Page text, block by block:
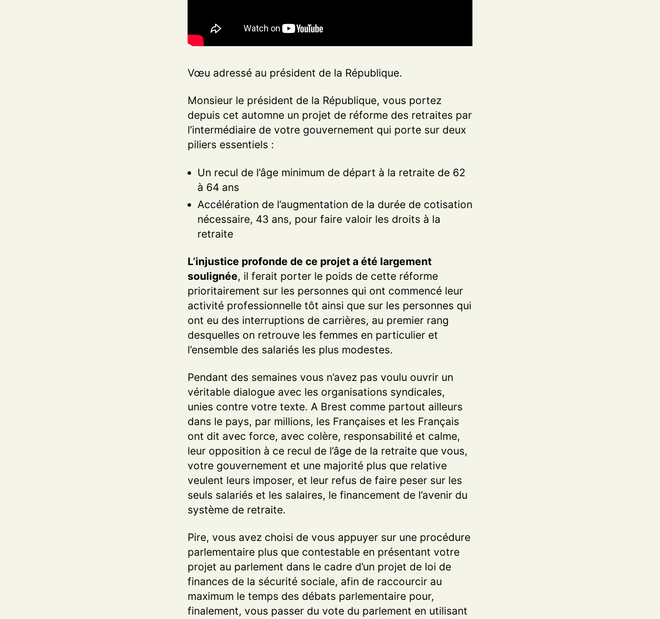
Vœu adressé au président de la République.
Monsieur le président de la République, vous portez
depuis cet automne un projet de réforme des retraites par
l’intermédiaire de votre gouvernement qui porte sur deux
piliers essentiels :
Un recul de l’âge minimum de départ à la retraite de 62
à 64 ans
Accélération de l’augmentation de la durée de cotisation
nécessaire, 43 ans, pour faire valoir les droits à la
retraite
L’injustice profonde de ce projet a été largement
soulignée, il ferait porter le poids de cette réforme
prioritairement sur les personnes qui ont commencé leur
activité professionnelle tôt ainsi que sur les personnes qui
ont eu des interruptions de carrières, au premier rang
desquelles on retrouve les femmes en particulier et
l’ensemble des salariés les plus modestes.
Pendant des semaines vous n’avez pas voulu ouvrir un
véritable dialogue avec les organisations syndicales,
unies contre votre texte. A Brest comme partout ailleurs
dans le pays, par millions, les Françaises et les Français
ont dit avec force, avec colère, responsabilité et calme,
leur opposition à ce recul de l’âge de la retraite que vous,
votre gouvernement et une majorité plus que relative
veulent leurs imposer, et leur refus de faire peser sur les
seuls salariés et les salaires, le financement de l’avenir du
système de retraite.
Pire, vous avez choisi de vous appuyer sur une procédure
parlementaire plus que contestable en présentant votre
projet au parlement dans le cadre d’un projet de loi de
finances de la sécurité sociale, afin de raccourcir au
maximum le temps des débats parlementaire pour,
finalement, vous passer du vote du parlement en utilisant